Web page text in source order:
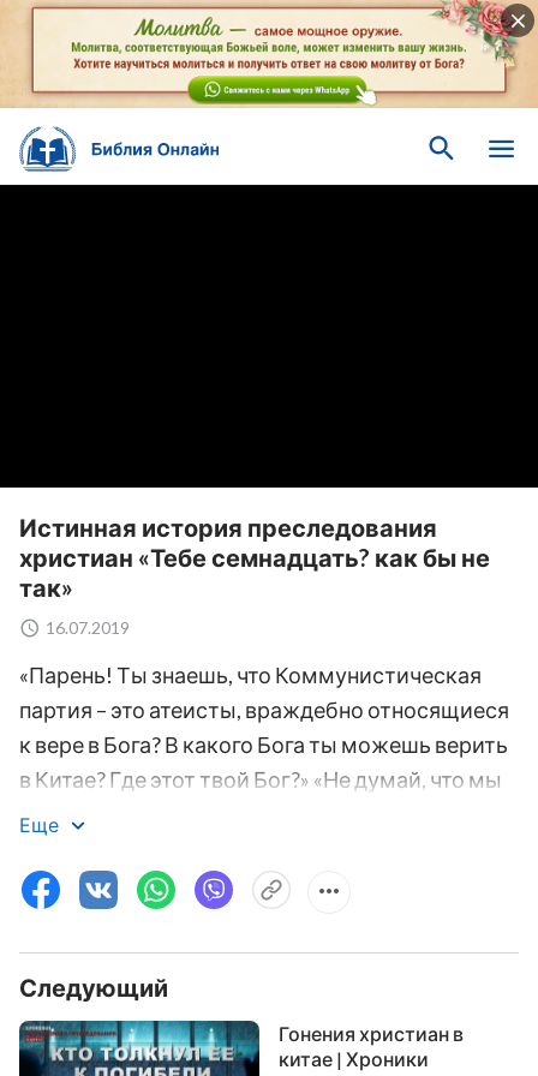
Истинная история преследования
христиан «Тебе семнадцать? как бы не
так»
16.07.2019
«Парень! Ты знаешь, что Коммунистическая
партия – это атеисты, враждебно относящиеся
к вере в Бога? В какого Бога ты можешь верить
в Китае? Где этот твой Бог?» «Не думай, что мы
проявим снисходительность к тебе, потому что
погибнешь!» Вооружившись
электродубинками, сотрудники
коммунистической полиции Китая пытают
молодого парня, покрытого синяками от
побоев. Его зовут Гао Лян. Ему в том году
исполнилось 17 лет. Коммунистическая
Еще
Следующий
Гонения христиан в
китае | Хроники